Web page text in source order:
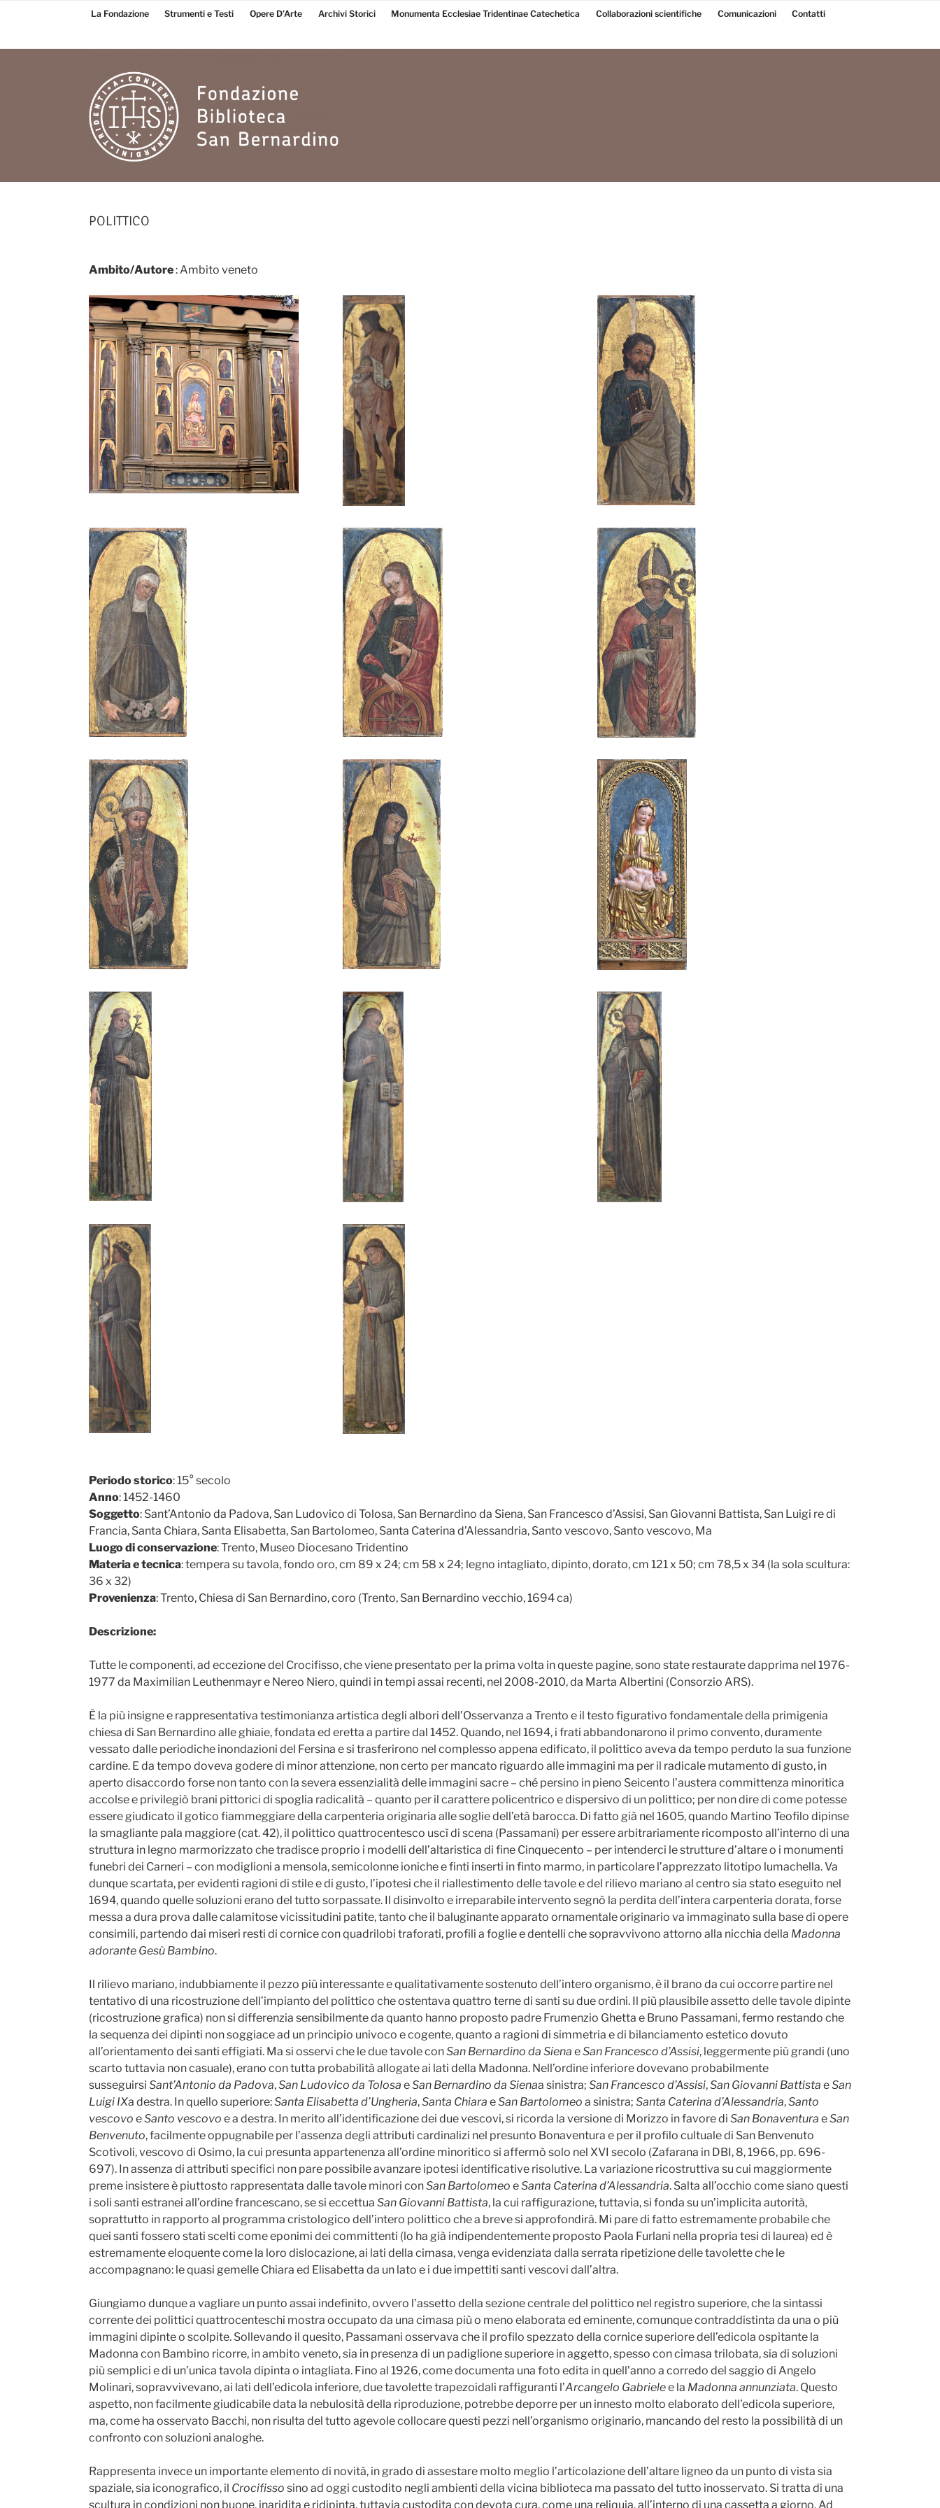
Fondazione
Bernardino
La Fondazione Strumenti e Testi Opere D’Arte Archivi Storici Monumenta Ecclesiae Tridentinae Catechetica Collaborazioni scientifiche Comunicazioni Contatti
POLITTICO
Ambito/Autore: Ambito veneto
Periodo storico: 15° secolo
Anno: 1452-1460
Soggetto: Sant’Antonio da Padova, San Ludovico di Tolosa, San Bernardino da Siena, San Francesco d’Assisi, San Giovanni Battista, San Luigi re di
Francia, Santa Chiara, Santa Elisabetta, San Bartolomeo, Santa Caterina d’Alessandria, Santo vescovo, Santo vescovo, Ma
Luogo di conservazione: Trento, Museo Diocesano Tridentino
Materia e tecnica: tempera su tavola, fondo oro, cm 89 x 24; cm 58 x 24; legno intagliato, dipinto, dorato, cm 121 x 50; cm 78,5 x 34 (la sola scultura:
36 x 32)
Provenienza: Trento, Chiesa di San Bernardino, coro (Trento, San Bernardino vecchio, 1694 ca)
Descrizione:
Tutte le componenti, ad eccezione del Crocifisso, che viene presentato per la prima volta in queste pagine, sono state restaurate dapprima nel 1976-
1977 da Maximilian Leuthenmayr e Nereo Niero, quindi in tempi assai recenti, nel 2008-2010, da Marta Albertini (Consorzio ARS).
È la più insigne e rappresentativa testimonianza artistica degli albori dell’Osservanza a Trento e il testo figurativo fondamentale della primigenia
chiesa di San Bernardino alle ghiaie, fondata ed eretta a partire dal 1452. Quando, nel 1694, i frati abbandonarono il primo convento, duramente
vessato dalle periodiche inondazioni del Fersina e si trasferirono nel complesso appena edificato, il polittico aveva da tempo perduto la sua funzione
cardine. E da tempo doveva godere di minor attenzione, non certo per mancato riguardo alle immagini ma per il radicale mutamento di gusto, in
aperto disaccordo forse non tanto con la severa essenzialità delle immagini sacre – ché persino in pieno Seicento l’austera committenza minoritica
accolse e privilegiò brani pittorici di spoglia radicalità – quanto per il carattere policentrico e dispersivo di un polittico; per non dire di come potesse
essere giudicato il gotico fiammeggiare della carpenteria originaria alle soglie dell’età barocca. Di fatto già nel 1605, quando Martino Teofilo dipinse
la smagliante pala maggiore (cat. 42), il polittico quattrocentesco uscì di scena (Passamani) per essere arbitrariamente ricomposto all’interno di una
struttura in legno marmorizzato che tradisce proprio i modelli dell’altaristica di fine Cinquecento – per intenderci le strutture d’altare o i monumenti
funebri dei Carneri – con modiglioni a mensola, semicolonne ioniche e finti inserti in finto marmo, in particolare l’apprezzato litotipo lumachella. Va
dunque scartata, per evidenti ragioni di stile e di gusto, l’ipotesi che il riallestimento delle tavole e del rilievo mariano al centro sia stato eseguito nel
1694, quando quelle soluzioni erano del tutto sorpassate. Il disinvolto e irreparabile intervento segnò la perdita dell’intera carpenteria dorata, forse
messa a dura prova dalle calamitose vicissitudini patite, tanto che il baluginante apparato ornamentale originario va immaginato sulla base di opere
consimili, partendo dai miseri resti di cornice con quadrilobi traforati, profili a foglie e dentelli che sopravvivono attorno alla nicchia della Madonna
adorante Gesù Bambino.
Il rilievo mariano, indubbiamente il pezzo più interessante e qualitativamente sostenuto dell’intero organismo, è il brano da cui occorre partire nel
tentativo di una ricostruzione dell’impianto del polittico che ostentava quattro terne di santi su due ordini. Il più plausibile assetto delle tavole dipinte
(ricostruzione grafica) non si differenzia sensibilmente da quanto hanno proposto padre Frumenzio Ghetta e Bruno Passamani, fermo restando che
la sequenza dei dipinti non soggiace ad un principio univoco e cogente, quanto a ragioni di simmetria e di bilanciamento estetico dovuto
all’orientamento dei santi effigiati. Ma si osservi che le due tavole conSan Bernardino da Siena eSan Francesco d’Assisi, leggermente più grandi (uno
scarto tuttavia non casuale), erano con tutta probabilità allogate ai lati della Madonna. Nell’ordine inferiore dovevano probabilmente
susseguirsi Sant’Antonio da Padova,San Ludovico da Tolosa eSan Bernardino da Sienaa sinistra; San Francesco d’Assisi,San Giovanni Battista eSan
Luigi IXa destra. In quello superiore:Santa Elisabetta d’Ungheria,Santa Chiara eSan Bartolomeo a sinistra; Santa Caterina d’Alessandria,Santo
vescovo eSanto vescovo e a destra. In merito all’identificazione dei due vescovi, si ricorda la versione di Morizzo in favore di San Bonaventura eSan
Benvenuto, facilmente oppugnabile per l’assenza degli attributi cardinalizi nel presunto Bonaventura e per il profilo cultuale di San Benvenuto
Scotivoli, vescovo di Osimo, la cui presunta appartenenza all’ordine minoritico si affermò solo nel XVI secolo (Zafarana in DBI, 8, 1966, pp. 696-
697). In assenza di attributi specifici non pare possibile avanzare ipotesi identificative risolutive. La variazione ricostruttiva su cui maggiormente
preme insistere è piuttosto rappresentata dalle tavole minori conSan Bartolomeo eSanta Caterina d’Alessandria. Salta all’occhio come siano questi
i soli santi estranei all’ordine francescano, se si eccettua San Giovanni Battista, la cui raffigurazione, tuttavia, si fonda su un’implicita autorità,
soprattutto in rapporto al programma cristologico dell’intero polittico che a breve si approfondirà. Mi pare di fatto estremamente probabile che
quei santi fossero stati scelti come eponimi dei committenti (lo ha già indipendentemente proposto Paola Furlani nella propria tesi di laurea) ed è
estremamente eloquente come la loro dislocazione, ai lati della cimasa, venga evidenziata dalla serrata ripetizione delle tavolette che le
accompagnano: le quasi gemelle Chiara ed Elisabetta da un lato e i due impettiti santi vescovi dall’altra.
Giungiamo dunque a vagliare un punto assai indefinito, ovvero l’assetto della sezione centrale del polittico nel registro superiore, che la sintassi
corrente dei polittici quattrocenteschi mostra occupato da una cimasa più o meno elaborata ed eminente, comunque contraddistinta da una o più
immagini dipinte o scolpite. Sollevando il quesito, Passamani osservava che il profilo spezzato della cornice superiore dell’edicola ospitante la
Madonna con Bambino ricorre, in ambito veneto, sia in presenza di un padiglione superiore in aggetto, spesso con cimasa trilobata, sia di soluzioni
più semplici e di un’unica tavola dipinta o intagliata. Fino al 1926, come documenta una foto edita in quell’anno a corredo del saggio di Angelo
Molinari, sopravvivevano, ai lati dell’edicola inferiore, due tavolette trapezoidali raffiguranti l’Arcangelo Gabrielee la Madonna annunziata. Questo
aspetto, non facilmente giudicabile data la nebulosità della riproduzione, potrebbe deporre per un innesto molto elaborato dell’edicola superiore,
ma, come ha osservato Bacchi, non risulta del tutto agevole collocare questi pezzi nell’organismo originario, mancando del resto la possibilità di un
confronto con soluzioni analoghe.
Rappresenta invece un importante elemento di novità, in grado di assestare molto meglio l’articolazione dell’altare ligneo da un punto di vista sia
spaziale, sia iconografico, il Crocifisso sino ad oggi custodito negli ambienti della vicina biblioteca ma passato del tutto inosservato. Si tratta di una
scultura in condizioni non buone, inaridita e ridipinta, tuttavia custodita con devota cura, come una reliquia, all’interno di una cassetta a giorno. Ad